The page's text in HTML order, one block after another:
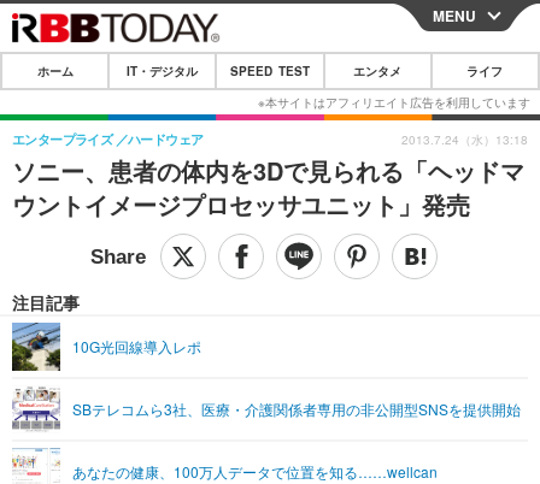
CLOSE
ホーム
IT・デジタル
IT・デジタルTOP スマートフォン
ショッピング その他
SPEED TEST
エンタメTOP 映画・ドラマ
グラビア ブログ
ショッピング その他
ライフTOP
リリース一覧
プッシュ通知の停止方法
MENU
ホーム IT・デジタル SPEED TEST エンタメ ライフ
ソニー、患者の体内を3Dで見られる「ヘッドマ
ウントイメージプロセッサユニット」発売
エンタープライズ ハードウェア
注目記事
10G光回線導入レポ
SBテレコムら3社、医療・介護関係者専用の非公開型SNSを提供開始
あなたの健康、100万人データで位置を知る……wellcan
2013.7.24（水）13:18